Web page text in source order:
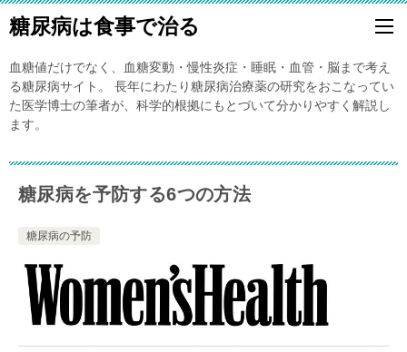
糖尿病は食事で治る
血糖値だけでなく、血糖変動・慢性炎症・睡眠・血管・脳まで考え
る糖尿病サイト。 長年にわたり糖尿病治療薬の研究をおこなってい
た医学博士の筆者が、科学的根拠にもとづいて分かりやすく解説し
ます。
糖尿病を予防する6つの方法
糖尿病の予防